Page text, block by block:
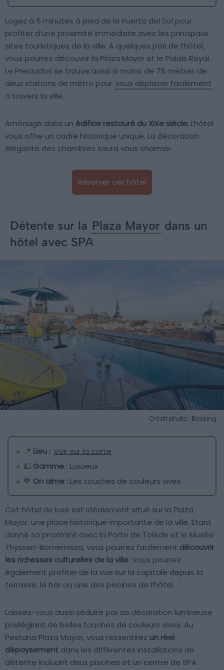
Logez à 5 minutes à pied de la Puerta del Sol pour
profiter d’une proximité immédiate avec les principaux
sites touristiques de la ville. À quelques pas de l’hôtel,
vous pourrez découvrir la Plaza Mayor et le Palais Royal.
Le Preciados se trouve aussi à moins de 75 mètres de
deux stations de métro pour vous déplacer facilement
à travers la ville.
Aménagé dans un édifice restauré du XIXe siècle, l’hôtel
vous offre un cadre historique unique. La décoration
élégante des chambres saura vous charmer.
Réserver cet hôtel
Détente sur la Plaza Mayor dans un
hôtel avec SPA
Crédit photo : Booking
📍 Lieu : Voir sur la carte
💶 Gamme : Luxueux
💙 On aime : Les touches de couleurs vives
Cet hôtel de luxe est idéalement situé sur la Plaza
Mayor, une place historique importante de la ville. Étant
donné sa proximité avec la Porte de Tolède et le Musée
Thyssen-Bornemisza, vous pourrez facilement découvrir
les richesses culturelles de la ville. Vous pourrez
également profiter de la vue sur la capitale depuis la
terrasse, le bar ou une des piscines de l’hôtel.
Laissez-vous aussi séduire par sa décoration lumineuse
privilégiant de belles touches de couleurs vives. Au
Pestana Plaza Mayor, vous ressentirez un réel
dépaysement dans les différentes installations de
détente incluant deux piscines et un centre de SPA.